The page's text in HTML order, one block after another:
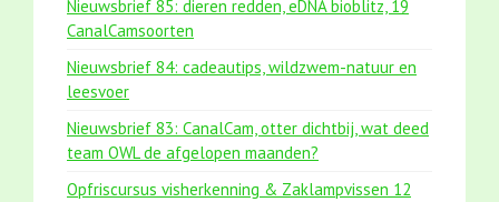
Nieuwsbrief 85: dieren redden, eDNA bioblitz, 19
CanalCamsoorten
Nieuwsbrief 84: cadeautips, wildzwem-natuur en
leesvoer
Nieuwsbrief 83: CanalCam, otter dichtbij, wat deed
team OWL de afgelopen maanden?
Opfriscursus visherkenning & Zaklampvissen 12